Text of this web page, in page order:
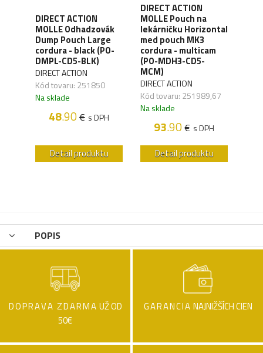
DIRECT ACTION
MOLLE Odhadzovák
Dump Pouch Large
cordura - black (PO-
DMPL-CD5-BLK)
DIRECT ACTION
Kód tovaru: 251850
Na sklade
48.90€ s DPH
Detail produktu
DIRECT ACTION
MOLLE Pouch na
lekárničku Horizontal
med pouch MK3
cordura - multicam
(PO-MDH3-CD5-
MCM)
DIRECT ACTION
Kód tovaru: 251989,67
Na sklade
93.90€ s DPH
Detail produktu
POPIS
DOPRAVA ZDARMA UŽ OD
50€
GARANCIA NAJNIŽŠÍCH CIEN